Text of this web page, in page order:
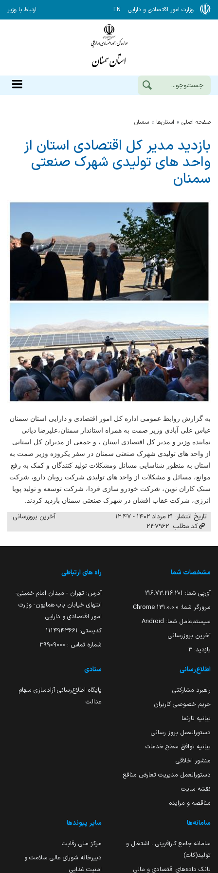
وزارت امور اقتصادی و دارایی EN ارتباط با وزیر
صفحه اصلی استان‌ها سمنان
بازدید مدیر كل اقتصادی استان از
واحد های تولیدی شهرك صنعتی
سمنان
به گزارش روابط عمومی اداره کل امور اقتصادی و دارایی استان سمنان
عباس علی آبادی وزیر صمت به همراه استاندار سمنان،علیرضا دیانی
نماینده وزیر و مدیر کل اقتصادی استان ، و جمعی از مدیران کل استانی
از واحد های تولیدی شهرک صنعتی سمنان در سفر یکروزه وزیر صمت به
استان به منظور شناسایی مسائل ومشکلات تولید کنندگان و کمک به رفع
موانع، مسائل و مشکلات از واحد های تولیدی شرکت رویان دارو، شرکت
سنک کاران نوین، شرکت خودرو سازی فردا، شرکت توسعه و تولید پویا
انرژی، شرکت عقاب افشان در شهرک صنعتی سمنان بازدید کردند.
تاریخ انتشار: ۲۱ مرداد ۱۴۰۲ - ۱۲:۴۷
آخرین بروزرسانی:
کد مطلب: 247962
مشخصات شما
آی‌پی شما: 216.73.216.201
مرورگر شما: 131.0.0.0 Chrome
سیستم‌عامل شما: Android
آخرین بروزرسانی:
بازدید: 3
راه های ارتباطی
آدرس: تهران - میدان امام خمینی-
انتهای خیابان باب همایون- وزارت
امور اقتصادی و دارایی
کدپستی: ۱۱۱۴۹۴۳۶۶۱
شماره تماس : 39909000
اطلاع‌رسانی
راهبرد مشارکتی
حریم خصوصی کاربران
بیانیه تارنما
دستورالعمل بروز رسانی
بیانیه توافق سطح خدمات
منشور اخلاقی
دستورالعمل مدیریت تعارض منافع
نقشه سایت
مناقصه و مزایده
ستادی
پایگاه اطلاع‌رسانی آزادسازی سهام
عدالت
سامانه‌ها
سامانه جامع کارآفرینی ، اشتغال و
تولید(کات)
بانک داده‌های اقتصادی و مالی
سایر پیوندها
مرکز ملی رقابت
دبیرخانه شورای عالی سلامت و
امنیت غذایی